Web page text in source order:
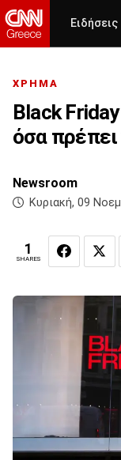
Ειδήσεις
ΧΡΗΜΑ
Black
όσα
Newsroom
Κυριακή, 09
1
SHARES